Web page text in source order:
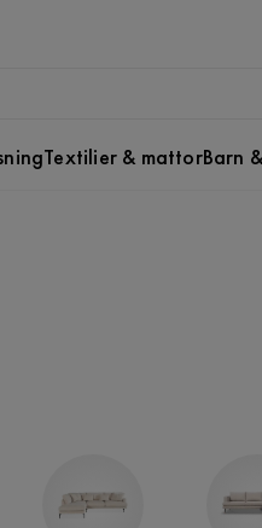
Textilier & mattorBarn